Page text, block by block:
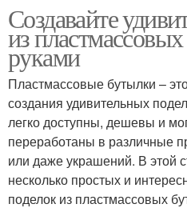
Создавайте
из
руками
Пластмассовые бутылки –
создания удивительных
легко доступны, дешевы и
переработаны в различные
или даже украшений. В этой
несколько простых и
поделок из пластмассовых